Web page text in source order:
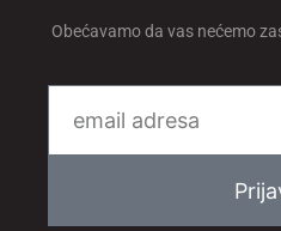
Obećavamo da vas nećemo